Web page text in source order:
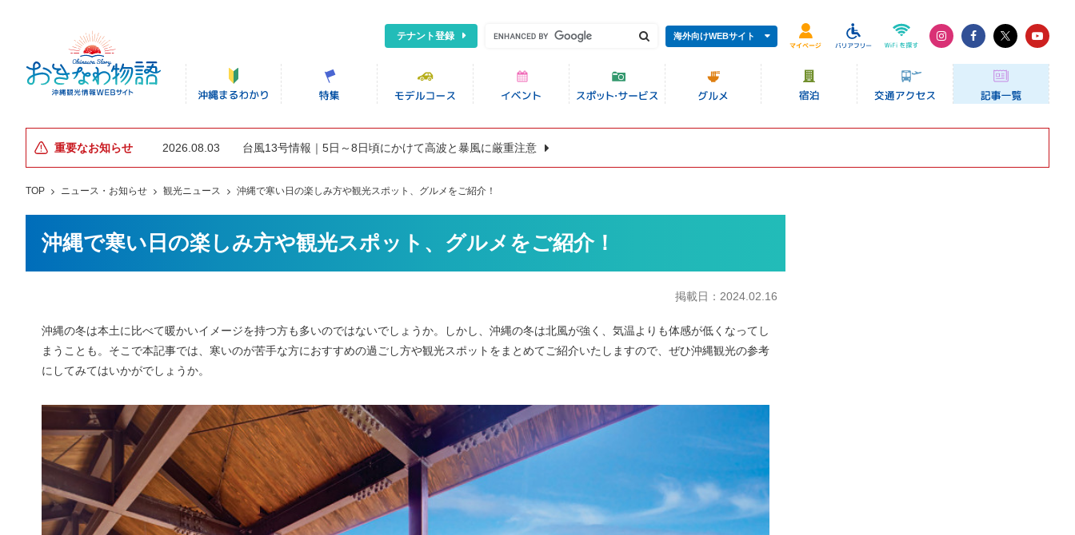
テナント登録 海外向けWEBサイト
重要なお知らせ 2026.08.03 台風13号情報｜5日～8日頃にかけて高波と暴風に厳重注意
TOP ニュース・お知らせ 観光ニュース 沖縄で寒い日の楽しみ方や観光スポット、グルメをご紹介！
沖縄で寒い日の楽しみ方や観光スポット、グルメをご紹介！
掲載日： 2024.02.16
沖縄の冬は本土に比べて暖かいイメージを持つ方も多いのではないでしょうか。しかし、沖縄の冬は北風が強く、気温よりも体感が低くなってし
まうことも。そこで本記事では、寒いのが苦手な方におすすめの過ごし方や観光スポットをまとめてご紹介いたしますので、ぜひ沖縄観光の参考
にしてみてはいかがでしょうか。